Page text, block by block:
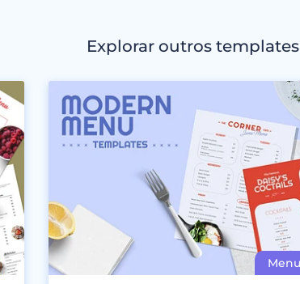
Explorar outros templates